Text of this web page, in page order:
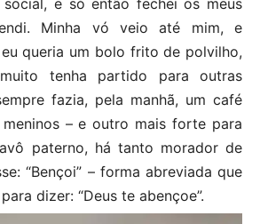
Minha vó veio até mim, e
queria um bolo frito de polvilho,
tenha partido para outras
fazia, pela manhã, um café
– e outro mais forte para
paterno, há tanto morador de
“Bençoi” – forma abreviada que
dizer: “Deus te abençoe”.